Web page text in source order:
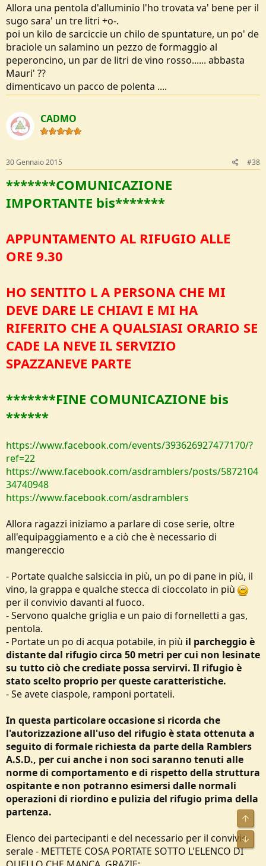
Allora una pentola d'alluminio l'ho trovata va' bene per il
sugo sara' un tre litri +o-.
poi un kilo de sarciccie un chilo de spuntature, un po' de
braciole un salamino un pezzo de formaggio al
peperoncino, un par de litri de vino rosso...... abbasta
Mauri' ??
dimenticavo un pacco de polenta ....
CADMO
30 Gennaio 2015 #38
*******COMUNICAZIONE
IMPORTANTE bis*******
APPUNTAMENTO AL RIFUGIO ALLE
ORE 9.30
HO SENTITO L A PERSONA CHE MI
DEVE DARE LE CHIAVI E MI HA
RIFERITO CHE A QUALSIASI ORARIO SE
CADE LA NEVE IL SERVIZIO
SPAZZANEVE PARTE
*******FINE COMUNICAZIONE bis
******
https://www.facebook.com/events/393626927477170/?
ref=22
https://www.facebook.com/asdramblers/posts/5872104
34740948
https://www.facebook.com/asdramblers
Allora ragazzi iniziamo a parlare di cose serie, oltre
all'equipaggiamento e a ciò che è necessario di
mangereccio
- Portate qualche salsiccia in più, un po di pane in più, il
vino, la grappa e qualche stecca di cioccolato in più
per il convivio davanti al fuoco.
- Servono qualche griglia e un paio di fornelletti a gas,
pentola.
- Portate un po di acqua potabile, in più il parcheggio è
distante dal rifugio circa 50 metri per cui non lesinate
su tutto ciò che crediate possa servirvi. Il rifugio è
stato scelto proprio per queste caratteristiche.
- Se avete ciaspole, ramponi portateli.
In questa particolare occasione si ricorda che
l'autorizzazione all'uso del rifugio è stata ottenuta a
seguito di formale richiesta da parte della Ramblers
A.S.D., per cui anche i non soci saranno tenuti alle
norme di comportamento e di rispetto della struttura
ospitante e non potranno esimersi dalle normali
operazioni di riordino e pulizia del rifugio prima della
partenza.
Elenco dei partecipanti e del necessario per il convivio
serale - METTETE COSA PORTATE SOTTO L'ELENCO DI
Alto